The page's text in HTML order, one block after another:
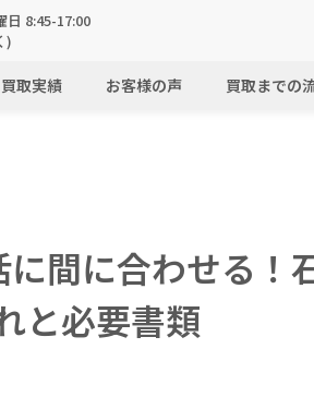
日 8:45-17:00
)
買取実績 お客様の声 買取までの
間に合わせる！
と必要書類